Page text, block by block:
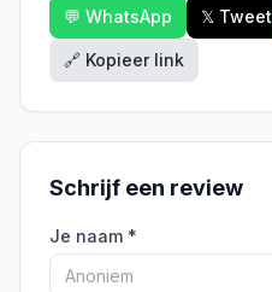
💬 WhatsApp
𝕏 Tweet
🔗 Kopieer link
Schrijf een review
Je naam *